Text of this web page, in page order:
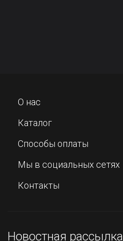
О нас
Каталог
Способы оплаты
Мы в социальных сетях
Контакты
Новостная рассылка